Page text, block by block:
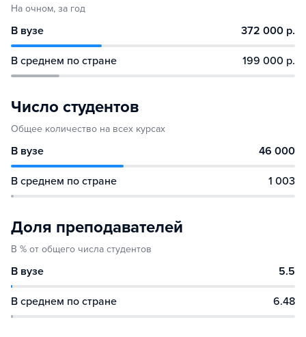
На очном, за год
В вузе 372 000 р.
В среднем по стране 199 000 р.
Число студентов
Общее количество на всех курсах
В вузе 46 000
В среднем по стране 1 003
Доля преподавателей
В % от общего числа студентов
В вузе 5.5
В среднем по стране 6.48